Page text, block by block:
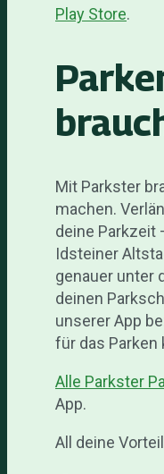
Play Store.
Mit Parkster
machen.
deine Parkzeit
Idsteiner
genauer unter
deinen
unserer App
für das Parken
Alle Parkster
App.
All deine